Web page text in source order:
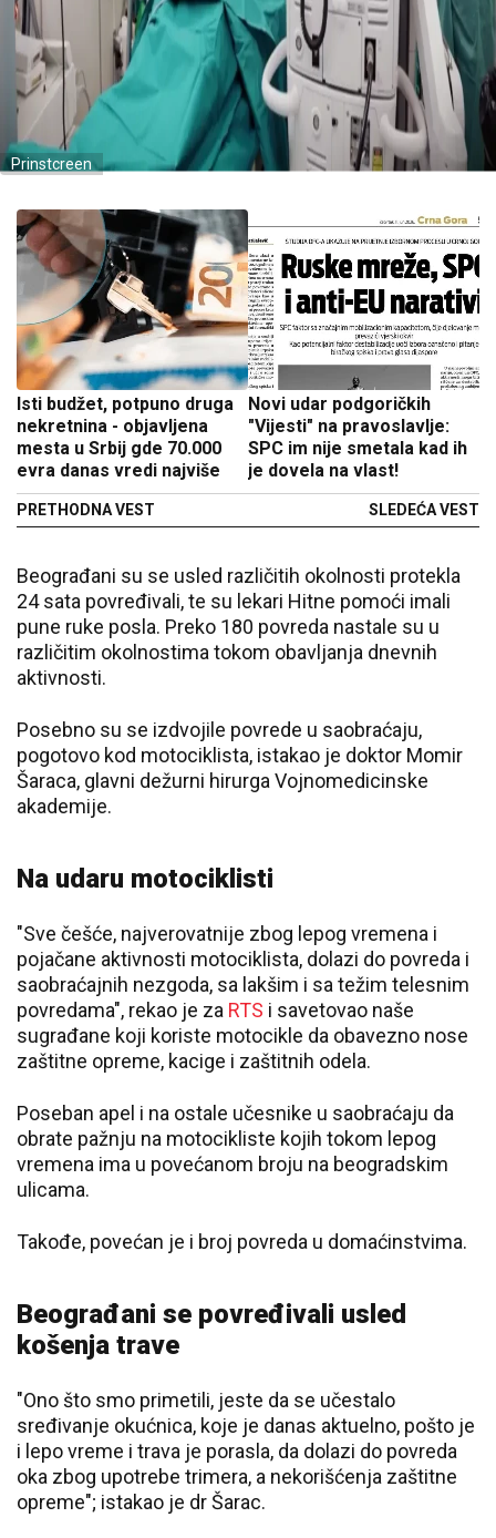
Prinstcreen
Isti budžet, potpuno druga
nekretnina - objavljena
mesta u Srbij gde 70.000
evra danas vredi najviše
PRETHODNA VEST
Novi udar podgoričkih
"Vijesti" na pravoslavlje:
SPC im nije smetala kad ih
je dovela na vlast!
SLEDEĆA VEST
Beograđani su se usled različitih okolnosti protekla
24 sata povređivali, te su lekari Hitne pomoći imali
pune ruke posla. Preko 180 povreda nastale su u
različitim okolnostima tokom obavljanja dnevnih
aktivnosti.
Posebno su se izdvojile povrede u saobraćaju,
pogotovo kod motociklista, istakao je doktor Momir
Šaraca, glavni dežurni hirurga Vojnomedicinske
akademije.
Na udaru motociklisti
"Sve češće, najverovatnije zbog lepog vremena i
pojačane aktivnosti motociklista, dolazi do povreda i
saobraćajnih nezgoda, sa lakšim i sa težim telesnim
povredama", rekao je za RTS i savetovao naše
sugrađane koji koriste motocikle da obavezno nose
zaštitne opreme, kacige i zaštitnih odela.
Poseban apel i na ostale učesnike u saobraćaju da
obrate pažnju na motocikliste kojih tokom lepog
vremena ima u povećanom broju na beogradskim
ulicama.
Takođe, povećan je i broj povreda u domaćinstvima.
Beograđani se povređivali usled
košenja trave
"Ono što smo primetili, jeste da se učestalo
sređivanje okućnica, koje je danas aktuelno, pošto je
i lepo vreme i trava je porasla, da dolazi do povreda
oka zbog upotrebe trimera, a nekorišćenja zaštitne
opreme"; istakao je dr Šarac.